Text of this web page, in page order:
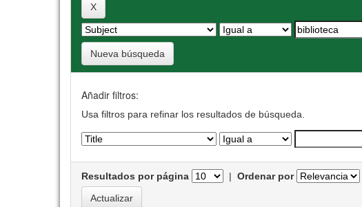
Nueva búsqueda
Añadir filtros:
Usa filtros para refinar los resultados de búsqueda.
Resultados por página | Ordenar por